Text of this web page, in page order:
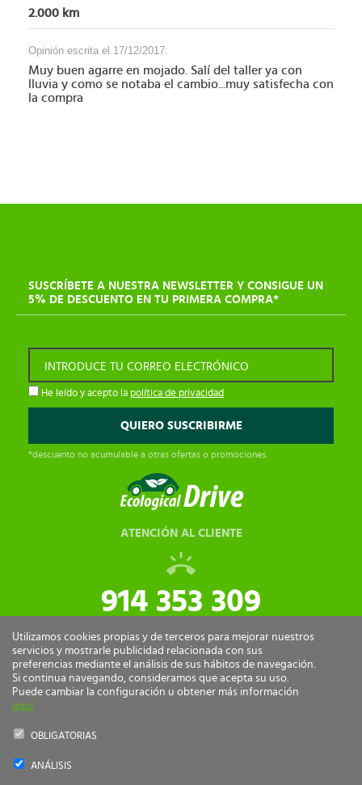
2.000 km
Opinión escrita el 17/12/2017:
Muy buen agarre en mojado. Salí del taller ya con
lluvia y como se notaba el cambio...muy satisfecha con
la compra
SUSCRÍBETE A NUESTRA NEWSLETTER Y CONSIGUE UN
5% DE DESCUENTO EN TU PRIMERA COMPRA*
INTRODUCE TU CORREO ELECTRÓNICO
He leído y acepto la política de privacidad
*descuento no acumulable a otras ofertas o promociones.
ATENCIÓN AL CLIENTE
914 353 309
tiendaonline@ecologicaldrive.com
Utilizamos cookies propias y de terceros para mejorar nuestros
servicios y mostrarle publicidad relacionada con sus
preferencias mediante el análisis de sus hábitos de navegación.
Si continua navegando, consideramos que acepta su uso.
Puede cambiar la configuración u obtener más información
aquí
OBLIGATORIAS
ANÁLISIS